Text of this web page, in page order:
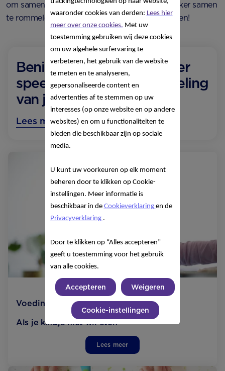
om samen dingen te ondernemen en thuis lekker samen
te rommelen. Neem de tijd om ervan te genieten!
Benieuwd wat er nog meer
speelt tijdens de ontwikkeling
van je peuter?
Lees meer over 20 maanden
Voeding
Als je kindje niet wil eten
Lees meer
waaronder cookies van derden: Lees hier
meer over onze cookies. Met uw
toestemming gebruiken wij deze cookies
om uw algehele surfervaring te
verbeteren, het gebruik van de website
te meten en te analyseren,
gepersonaliseerde content en
advertenties af te stemmen op uw
interesses (op onze website en op andere
websites) en om u functionaliteiten te
bieden die beschikbaar zijn op sociale
media.
U kunt uw voorkeuren op elk moment
beheren door te klikken op Cookie-
instellingen. Meer informatie is
beschikbaar in de Cookieverklaring en de
Privacyverklaring .
Door te klikken op “Alles accepteren”
geeft u toestemming voor het gebruik
van alle cookies.
Accepteren Weigeren
Cookie-instellingen